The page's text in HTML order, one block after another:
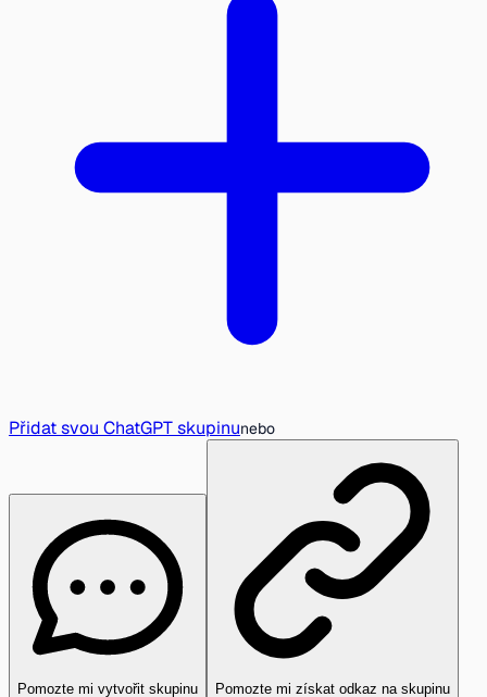
Přidat svou ChatGPT skupinunebo
Pomozte mi vytvořit skupinu Pomozte mi získat odkaz na skupinu